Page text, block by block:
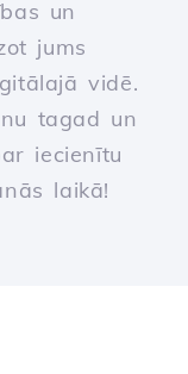
un
jums
vidē.
tagad un
iecienītu
laikā!